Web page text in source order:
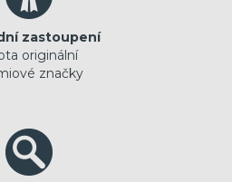
zastoupení
originální
značky